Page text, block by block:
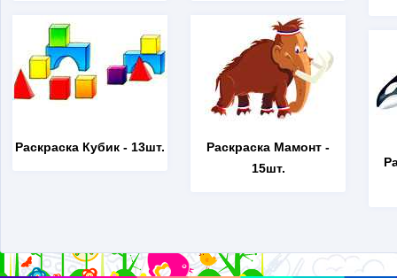
Раскраска Кубик - 13шт. Раскраска Мамонт -
15шт.